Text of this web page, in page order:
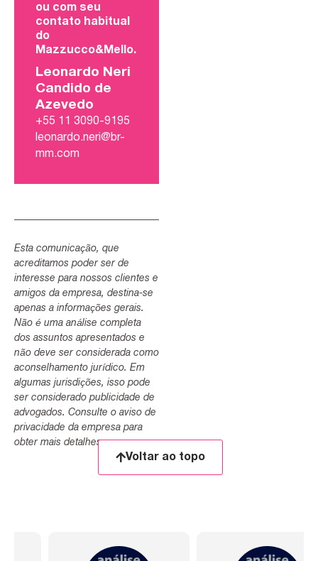
ou com seu
contato habitual
do
Mazzucco&Mello.
Leonardo Neri
Candido de
Azevedo
+55 11 3090-9195
leonardo.neri@br-
mm.com
Esta comunicação, que
acreditamos poder ser de
interesse para nossos clientes e
amigos da empresa, destina-se
apenas a informações gerais.
Não é uma análise completa
dos assuntos apresentados e
não deve ser considerada como
aconselhamento jurídico. Em
algumas jurisdições, isso pode
ser considerado publicidade de
advogados. Consulte o aviso de
privacidade da empresa para
obter mais detalhes.
Voltar ao topo